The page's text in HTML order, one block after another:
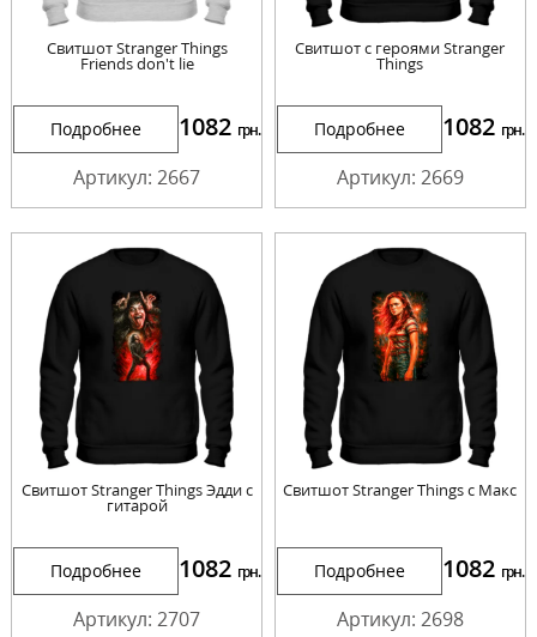
Свитшот Stranger Things
Friends don't lie
Подробнее 1082 грн.
Артикул: 2667
Свитшот с героями Stranger
Things
Подробнее 1082 грн.
Артикул: 2669
Свитшот Stranger Things Эдди с
гитарой
Подробнее 1082 грн.
Артикул: 2707
Свитшот Stranger Things с Макс
Подробнее 1082 грн.
Артикул: 2698